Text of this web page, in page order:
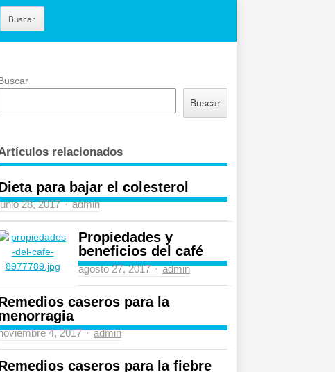
Buscar
Buscar
relacionados
para bajar el colesterol
28, 2017 Author
admin
Propiedades y
beneficios del café
agosto 27, 2017 Author
admin
caseros para la
4, 2017 Author
admin
caseros para la fiebre